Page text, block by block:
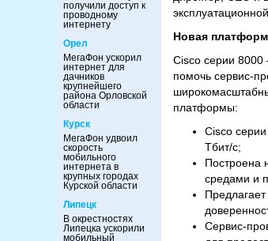
получили доступ к
проводному
интернету
Орел
МегаФон ускорил
интернет для
дачников
крупнейшего
района Орловской
области
Курск
МегаФон удвоил
скорость
мобильного
интернета в
крупных городах
Курской области
Липецк
В окрестностях
Липецка ускорили
мобильный
Новая
Cisco серии
помочь сервис-
платформы:
Cisco
Тбит/с;
Построена
средами и
Сервис-